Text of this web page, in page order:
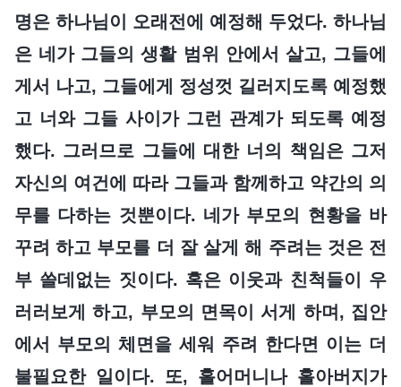
명은 하나님이 오래전에 예정해 두었다. 하나님
은 네가 그들의 생활 범위 안에서 살고, 그들에
게서 나고, 그들에게 정성껏 길러지도록 예정했
고 너와 그들 사이가 그런 관계가 되도록 예정
했다. 그러므로 그들에 대한 너의 책임은 그저
자신의 여건에 따라 그들과 함께하고 약간의 의
무를 다하는 것뿐이다. 네가 부모의 현황을 바
꾸려 하고 부모를 더 잘 살게 해 주려는 것은 전
부 쓸데없는 짓이다. 혹은 이웃과 친척들이 우
러러보게 하고, 부모의 면목이 서게 하며, 집안
에서 부모의 체면을 세워 주려 한다면 이는 더
불필요한 일이다. 또, 홀어머니나 홀아버지가